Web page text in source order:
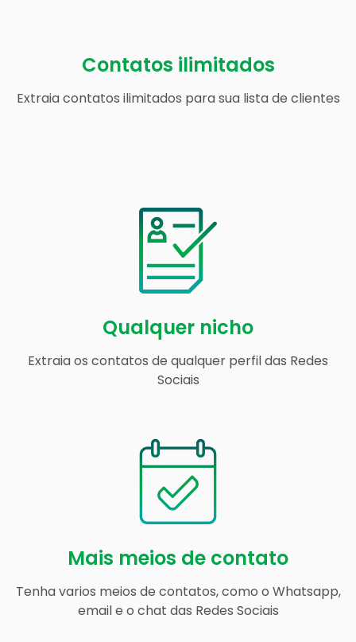
Contatos ilimitados
Extraia contatos ilimitados para sua lista de clientes
Qualquer nicho
Extraia os contatos de qualquer perfil das Redes
Sociais
Mais meios de contato
Tenha varios meios de contatos, como o Whatsapp,
email e o chat das Redes Sociais